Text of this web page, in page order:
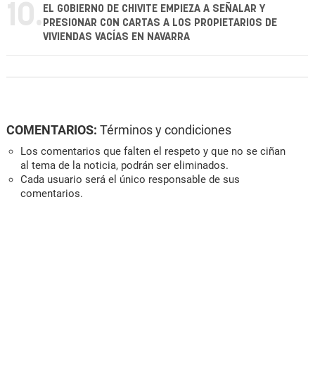
10. EL GOBIERNO DE CHIVITE EMPIEZA A SEÑALAR Y
PRESIONAR CON CARTAS A LOS PROPIETARIOS DE
VIVIENDAS VACÍAS EN NAVARRA
COMENTARIOS: Términos y condiciones
Los comentarios que falten el respeto y que no se ciñan
al tema de la noticia, podrán ser eliminados.
Cada usuario será el único responsable de sus
comentarios.